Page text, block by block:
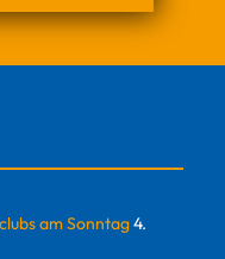
am Sonntag4.